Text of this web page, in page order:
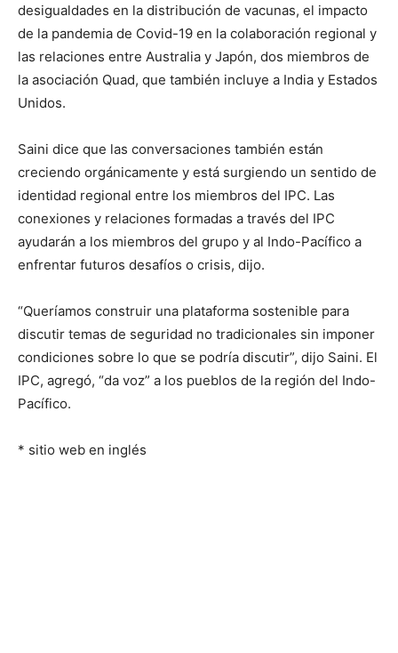
desigualdades en la distribución de vacunas, el impacto
de la pandemia de Covid-19 en la colaboración regional y
las relaciones entre Australia y Japón, dos miembros de
la asociación Quad, que también incluye a India y Estados
Unidos.
Saini dice que las conversaciones también están
creciendo orgánicamente y está surgiendo un sentido de
identidad regional entre los miembros del IPC. Las
conexiones y relaciones formadas a través del IPC
ayudarán a los miembros del grupo y al Indo-Pacífico a
enfrentar futuros desafíos o crisis, dijo.
“Queríamos construir una plataforma sostenible para
discutir temas de seguridad no tradicionales sin imponer
condiciones sobre lo que se podría discutir”, dijo Saini. El
IPC, agregó, “da voz” a los pueblos de la región del Indo-
Pacífico.
* sitio web en inglés